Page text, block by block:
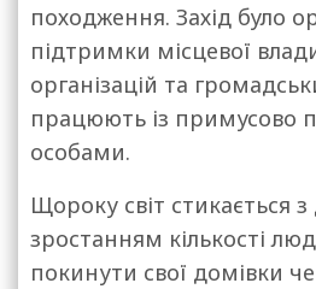
походження. Захід було
підтримки місцевої
організацій та
працюють із примусово
особами.
Щороку світ стикається
зростанням кількості
покинути свої домівки